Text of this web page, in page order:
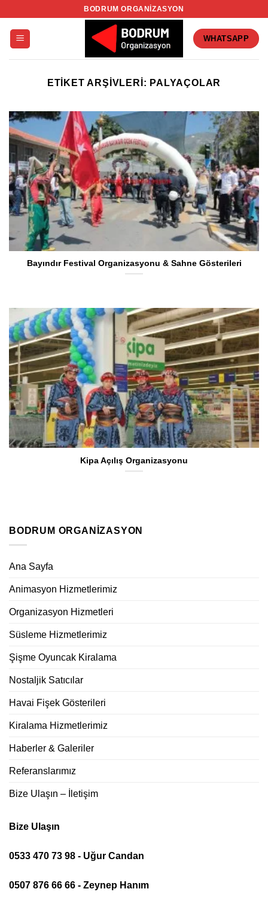
BODRUM ORGANIZASYON
WHATSAPP
ETIKET ARŞIVLERI: PALYAÇOLAR
Bayındır Festival Organizasyonu & Sahne Gösterileri
Kipa Açılış Organizasyonu
BODRUM ORGANIZASYON
Ana Sayfa
Animasyon Hizmetlerimiz
Organizasyon Hizmetleri
Süsleme Hizmetlerimiz
Şişme Oyuncak Kiralama
Nostaljik Satıcılar
Havai Fişek Gösterileri
Kiralama Hizmetlerimiz
Haberler & Galeriler
Referanslarımız
Bize Ulaşın – İletişim
Bize Ulaşın
0533 470 73 98 - Uğur Candan
0507 876 66 66 - Zeynep Hanım